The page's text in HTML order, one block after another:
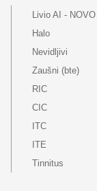
Livio AI - NOVO
Halo
Nevidljivi
Zaušni (bte)
RIC
CIC
ITC
ITE
Tinnitus